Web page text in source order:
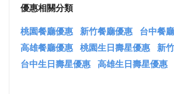
優惠相關分類
桃園餐廳優惠 新竹餐廳優惠
台中餐
高雄餐廳優惠 桃園生日壽星優惠 新
台中生日壽星優惠 高雄生日壽星優惠